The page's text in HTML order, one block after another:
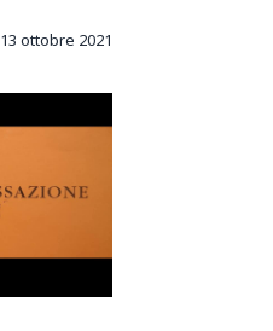
13 ottobre 2021